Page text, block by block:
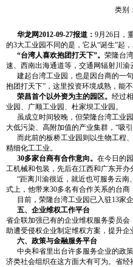
类别：
华龙网2012-09-27报道： 9月26日，
的3大工业园不同的是，它从“诞生”起
“台湾人喜欢抱团打天下”。 荣隆台
速、西南出海通道等，交通网辐射川
建起台湾工业园，也是因台商的一句
抱团打天下”，这里投资环境成熟，能
荣昌首个以外资为主的园区。 经过
业园、广顺工业园、杜家坝工业园。
虽成立时间较晚，但荣隆台湾工业园
大低污染、高附加值的产业集群，“吸
而此前的板桥工业园则以生物工程、
精细化工工业。
30多家台商有合作意向。 在今日的
工机械和包装，先后在江西和广东开
“距离川渝很近，就近也可服务云南
式上，他带来30多名有合作关系的台商
目前，荣隆台湾工业园已入驻13家企
五、企业维权工作平台
省企联加强已有的企业维权服务委员
助遭受侵权企业制定维权方案，提升
六、政策与金融服务平台
中央和省里出台许多服务企业的政策
济类社会组织在这方面大有可为。省